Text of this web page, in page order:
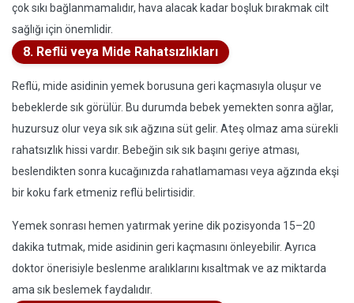
çok sıkı bağlanmamalıdır, hava alacak kadar boşluk bırakmak cilt
sağlığı için önemlidir.
8. Reflü veya Mide Rahatsızlıkları
Reflü, mide asidinin yemek borusuna geri kaçmasıyla oluşur ve
bebeklerde sık görülür. Bu durumda bebek yemekten sonra ağlar,
huzursuz olur veya sık sık ağzına süt gelir. Ateş olmaz ama sürekli
rahatsızlık hissi vardır. Bebeğin sık sık başını geriye atması,
beslendikten sonra kucağınızda rahatlamaması veya ağzında ekşi
bir koku fark etmeniz reflü belirtisidir.
Yemek sonrası hemen yatırmak yerine dik pozisyonda 15–20
dakika tutmak, mide asidinin geri kaçmasını önleyebilir. Ayrıca
doktor önerisiyle beslenme aralıklarını kısaltmak ve az miktarda
ama sık beslemek faydalıdır.